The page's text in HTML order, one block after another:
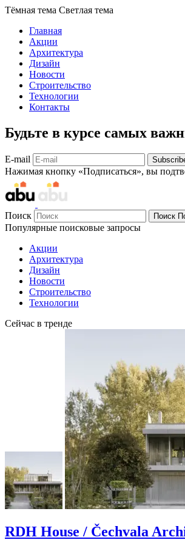
Тёмная тема Светлая тема
Главная
Акции
Архитектура
Дизайн
Новости
Строительство
Технологии
Контакты
Будьте в курсе самых
E-mail
Нажимая кнопку «Подписаться», вы
Поиск Поиск
Популярные поисковые запросы
Акции
Архитектура
Дизайн
Новости
Строительство
Технологии
Сейчас в тренде
RDH House / Čechvala